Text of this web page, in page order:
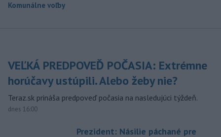
Komunálne voľby
VEĽKÁ PREDPOVEĎ POČASIA: Extrémne
horúčavy ustúpili. Alebo žeby nie?
Teraz.sk prináša predpoveď počasia na nasledujúci týždeň.
dnes 16:00
Prezident: Násilie páchané pre